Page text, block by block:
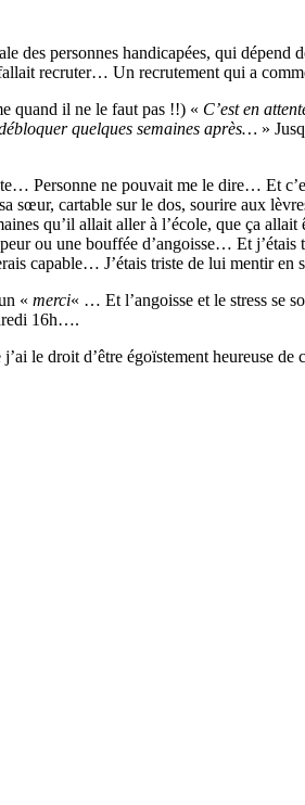
des personnes handicapées, qui
recruter… Un recrutement qui a
quand il ne le faut pas !!) « C’est en
quelques semaines après… »
Personne ne pouvait me le dire… Et
sœur, cartable sur le dos, sourire aux
qu’il allait aller à l’école, que ça
ou une bouffée d’angoisse… Et
capable… J’étais triste de lui mentir
« merci« … Et l’angoisse et le stress se
16h….
le droit d’être égoïstement heureuse